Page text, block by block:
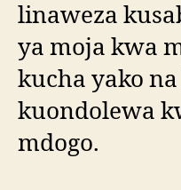
linaweza
ya moja kwa
kucha yako
kuondolewa
mdogo.